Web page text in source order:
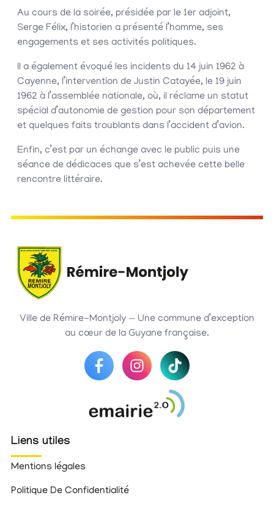
Au cours de la soirée, présidée par le 1er adjoint,
Serge Félix, l’historien a présenté l’homme, ses
engagements et ses activités politiques.
Il a également évoqué les incidents du 14 juin 1962 à
Cayenne, l’intervention de Justin Catayée, le 19 juin
1962 à l’assemblée nationale, où, il réclame un statut
spécial d’autonomie de gestion pour son département
et quelques faits troublants dans l’accident d’avion.
Enfin, c’est par un échange avec le public puis une
séance de dédicaces que s’est achevée cette belle
rencontre littéraire.
Ville de Rémire-Montjoly — Une commune d’exception
au cœur de la Guyane française.
Liens utiles
Mentions légales
Politique De Confidentialité